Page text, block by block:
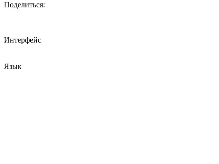
Поделиться:
Интерфейс
Язык